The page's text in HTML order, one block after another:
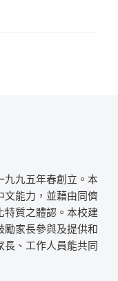
九九五年春創立。本
能力，並藉由同儕
特質之體認。本校建
家長參與及提供和
、工作人員能共同